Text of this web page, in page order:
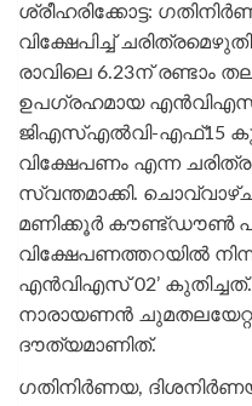
ശ്രീഹരിക്കോട്ട:
വിക്ഷേപിച്ച്
രാവിലെ 6.23ന് രണ്ടാം
ഉപഗ്രഹമായ എൻവിഎസ്-
ജിഎസ്എൽവി-എഫ്15
വിക്ഷേപണം എന്ന
സ്വന്തമാക്കി. ചൊവ്വാഴ്ച
മണിക്കൂർ കൗണ്ട്ഡൗൺ
വിക്ഷേപണത്തറയിൽ
എൻവിഎസ് 02’ കുതിച്ചത്.
നാരായണൻ
ദൗത്യമാണിത്.
ഗതിനിർണയ,